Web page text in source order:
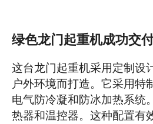
绿色龙门起重机成功交
这台龙门起重机采用定制设
户外环境而打造。它采用特
电气防冷凝和防冰加热系统
热器和温控器。这种配置有